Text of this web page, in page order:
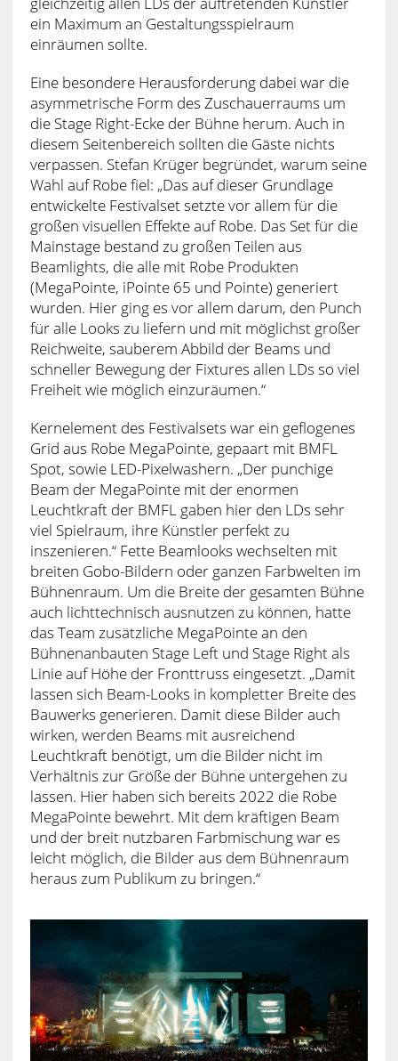
ein Maximum an Gestaltungsspielraum
einräumen sollte.
Eine besondere Herausforderung dabei war die
asymmetrische Form des Zuschauerraums um
die Stage Right-Ecke der Bühne herum. Auch in
diesem Seitenbereich sollten die Gäste nichts
verpassen. Stefan Krüger begründet, warum seine
Wahl auf Robe fiel: „Das auf dieser Grundlage
entwickelte Festivalset setzte vor allem für die
großen visuellen Effekte auf Robe. Das Set für die
Mainstage bestand zu großen Teilen aus
Beamlights, die alle mit Robe Produkten
(MegaPointe, iPointe 65 und Pointe) generiert
wurden. Hier ging es vor allem darum, den Punch
für alle Looks zu liefern und mit möglichst großer
Reichweite, sauberem Abbild der Beams und
schneller Bewegung der Fixtures allen LDs so viel
Freiheit wie möglich einzuräumen.“
Kernelement des Festivalsets war ein geflogenes
Grid aus Robe MegaPointe, gepaart mit BMFL
Spot, sowie LED-Pixelwashern. „Der punchige
Beam der MegaPointe mit der enormen
Leuchtkraft der BMFL gaben hier den LDs sehr
viel Spielraum, ihre Künstler perfekt zu
inszenieren.“ Fette Beamlooks wechselten mit
breiten Gobo-Bildern oder ganzen Farbwelten im
Bühnenraum. Um die Breite der gesamten Bühne
auch lichttechnisch ausnutzen zu können, hatte
das Team zusätzliche MegaPointe an den
Bühnenanbauten Stage Left und Stage Right als
Linie auf Höhe der Fronttruss eingesetzt. „Damit
lassen sich Beam-Looks in kompletter Breite des
Bauwerks generieren. Damit diese Bilder auch
wirken, werden Beams mit ausreichend
Leuchtkraft benötigt, um die Bilder nicht im
Verhältnis zur Größe der Bühne untergehen zu
lassen. Hier haben sich bereits 2022 die Robe
MegaPointe bewehrt. Mit dem kräftigen Beam
und der breit nutzbaren Farbmischung war es
leicht möglich, die Bilder aus dem Bühnenraum
heraus zum Publikum zu bringen.“